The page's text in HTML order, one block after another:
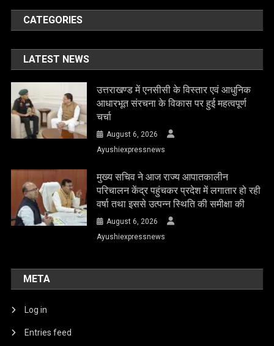
CATEGORIES
LATEST NEWS
उत्तराखण्ड में एनसीसी के विस्तार एवं आधुनिक
आधारभूत संरचना के विकास पर हुई महत्वपूर्ण
चर्चा
August 6, 2026
Ayushiexpressnews
मुख्य सचिव ने आज राज्य आपातकालीन
परिचालन केंद्र पहुंचकर प्रदेश में लगातार हो रही
वर्षा तथा इससे उत्पन्न स्थिति की समीक्षा की
August 6, 2026
Ayushiexpressnews
META
Log in
Entries feed